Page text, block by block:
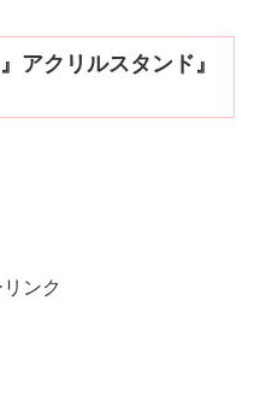
アクリルスタンド』
ンク